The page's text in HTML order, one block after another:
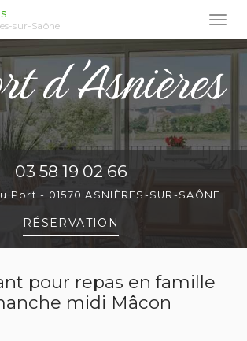
sur-Saône
03 58 19 02 66
Port - 01570 ASNIÈRES-SUR-SAÔNE
RÉSERVATION
pour repas en famille
midi Mâcon